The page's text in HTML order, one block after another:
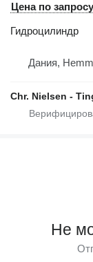
Цена по запросу
Гидроцилиндр
Дания,
Chr. Nielsen -
Не